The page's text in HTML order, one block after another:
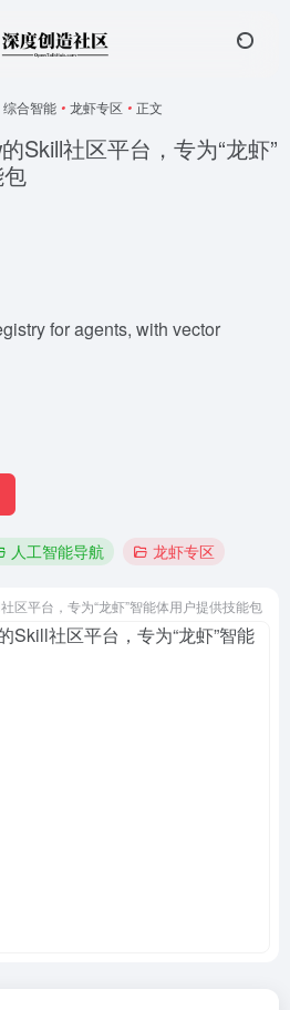
合智能 • 龙虾专区 • 正文
Skill社区平台，专为“龙虾”
for agents, with vector
人工智能导航 龙虾专区
区平台，专为“龙虾”智能体用户提供技能包